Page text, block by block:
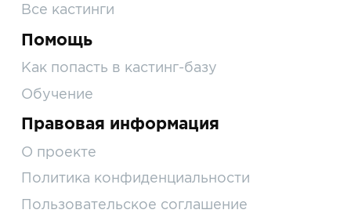
Все кастинги
Помощь
Как попасть в кастинг-базу
Обучение
Правовая информация
О проекте
Политика конфиденциальности
Пользовательское соглашение